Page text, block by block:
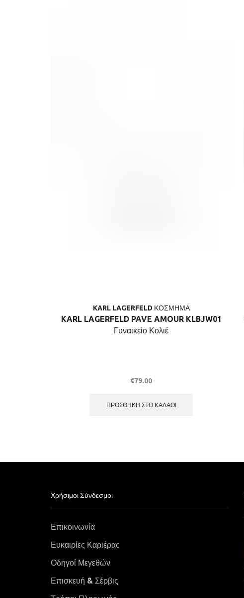
KARL LAGERFELD ΚΟΣΜΗΜΑ
KARL LAGERFELD PAVE AMOUR KLBJW01
Γυναικείο Κολιέ
€79.00
ΠΡΟΣΘΉΚΗ ΣΤΟ ΚΑΛΆΘΙ
Χρήσιμοι Σύνδεσμοι
Επικοινωνία
Ευκαιρίες Καριέρας
Οδηγοί Μεγεθών
Επισκευή & Σέρβις